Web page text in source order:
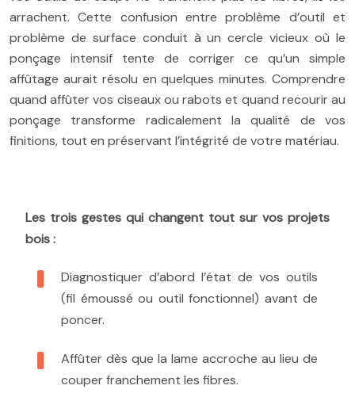
arrachent. Cette confusion entre problème d’outil et
problème de surface conduit à un cercle vicieux où le
ponçage intensif tente de corriger ce qu’un simple
affûtage aurait résolu en quelques minutes. Comprendre
quand affûter vos ciseaux ou rabots et quand recourir au
ponçage transforme radicalement la qualité de vos
finitions, tout en préservant l’intégrité de votre matériau.
Les trois gestes qui changent tout sur vos projets
bois :
Diagnostiquer d’abord l’état de vos outils
(fil émoussé ou outil fonctionnel) avant de
poncer.
Affûter dès que la lame accroche au lieu de
couper franchement les fibres.